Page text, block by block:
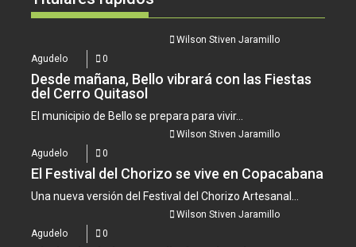
Wilson Stiven Jaramillo
Agudelo
0
Desde mañana, Bello vibrará con las Fiestas
del Cerro Quitasol
El municipio de Bello se prepara para vivir...
Wilson Stiven Jaramillo
Agudelo
0
El Festival del Chorizo se vive en Copacabana
Una nueva versión del Festival del Chorizo Artesanal...
Wilson Stiven Jaramillo
Agudelo
0